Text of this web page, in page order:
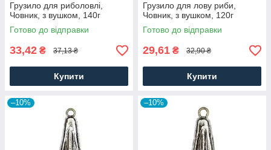
Грузило для риболовлі,
Човник, з вушком, 140г
Готово до відправки
33,42 ₴ 37,13 ₴
Купити
Грузило для лову риби,
Човник, з вушком, 120г
Готово до відправки
29,61 ₴ 32,90 ₴
Купити
–10% –10%